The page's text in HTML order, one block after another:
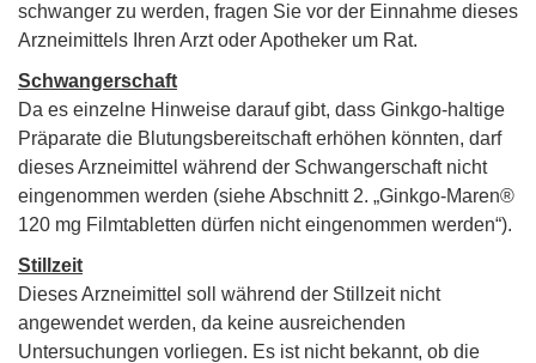
schwanger zu werden, fragen Sie vor der Einnahme dieses
Arzneimittels Ihren Arzt oder Apotheker um Rat.
Schwangerschaft
Da es einzelne Hinweise darauf gibt, dass Ginkgo-haltige
Präparate die Blutungsbereitschaft erhöhen könnten, darf
dieses Arzneimittel während der Schwangerschaft nicht
eingenommen werden (siehe Abschnitt 2. „Ginkgo-Maren®
120 mg Filmtabletten dürfen nicht eingenommen werden“).
Stillzeit
Dieses Arzneimittel soll während der Stillzeit nicht
angewendet werden, da keine ausreichenden
Untersuchungen vorliegen. Es ist nicht bekannt, ob die